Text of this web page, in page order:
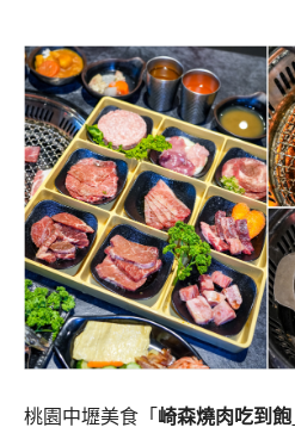
桃園中壢美食「 崎森燒肉吃到飽